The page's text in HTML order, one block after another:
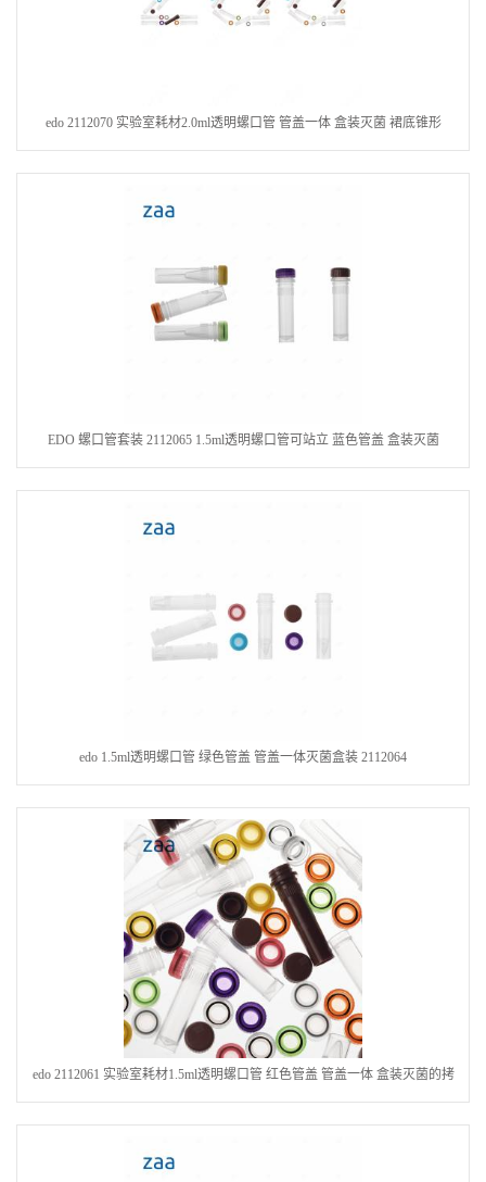
edo 2112070 实验室耗材2.0ml透明螺口管 管盖一体 盒装灭菌 裙底锥形
EDO 螺口管套装 2112065 1.5ml透明螺口管可站立 蓝色管盖 盒装灭菌
edo 1.5ml透明螺口管 绿色管盖 管盖一体灭菌盒装 2112064
edo 2112061 实验室耗材1.5ml透明螺口管 红色管盖 管盖一体 盒装灭菌的拷
贝